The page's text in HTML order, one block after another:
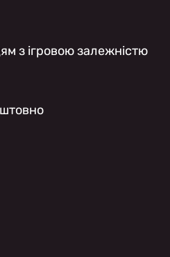
з ігровою залежністю